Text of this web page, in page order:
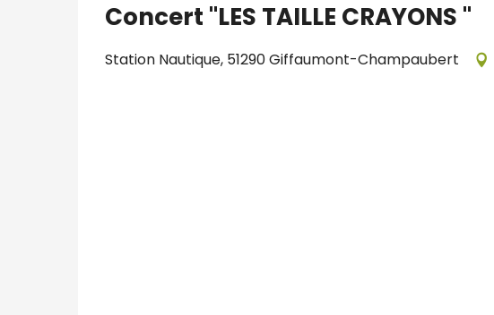
Concert "LES TAILLE CRAYONS "
Station Nautique, 51290 Giffaumont-Champaubert